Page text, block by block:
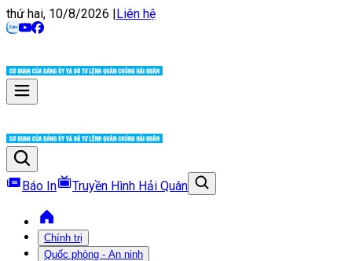
thứ hai, 10/8/2026 |Liên hệ
Báo In Truyền Hình Hải Quân
Chính trị
Quốc phòng - An ninh